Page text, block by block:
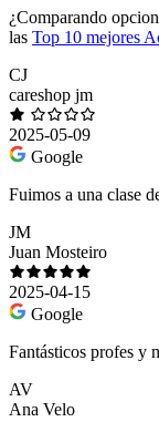
¿Comparando
las Top 10 mejores
CJ
careshop jm
2025-05-09
Google
Fuimos a una clase
JM
Juan Mosteiro
2025-04-15
Google
Fantásticos profes y
AV
Ana Velo